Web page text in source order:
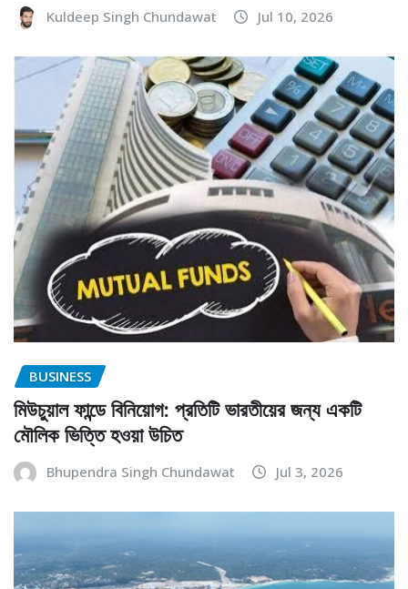
Kuldeep Singh Chundawat Jul 10, 2026
BUSINESS
মিউচুয়াল ফান্ডে বিনিয়োগ: প্রতিটি ভারতীয়ের জন্য একটি
মৌলিক ভিত্তি হওয়া উচিত
Bhupendra Singh Chundawat Jul 3, 2026